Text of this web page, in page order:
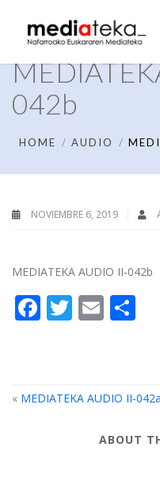
042b
HOME AUDIO
NOVIEMBRE 6, 2019
MEDIATEKA AUDIO II-042b
Facebook
Twitter
Email
« MEDIATEKA AUDIO II-042a
ABOUT